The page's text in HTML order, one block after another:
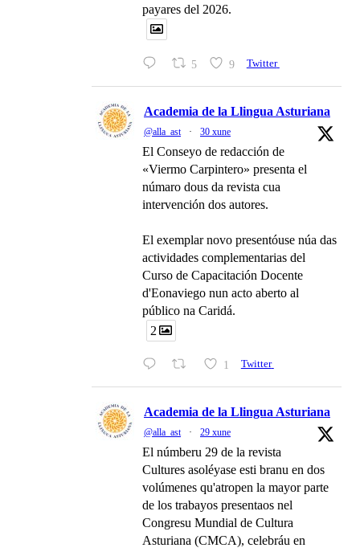
payares del 2026.
5 9 Twitter
Academia de la Llingua Asturiana
@alla_ast · 30 xune
El Conseyo de redacción de
«Viermo Carpintero» presenta el
númaro dous da revista cua
intervención dos autores.
El exemplar novo presentóuse núa das
actividades complementarias del
Curso de Capacitación Docente
d'Eonaviego nun acto aberto al
público na Caridá.
2
1 Twitter
Academia de la Llingua Asturiana
@alla_ast · 29 xune
El númberu 29 de la revista
Cultures asoléyase esti branu en dos
volúmenes qu'atropen la mayor parte
de los trabayos presentaos nel
Congresu Mundial de Cultura
Asturiana (CMCA), celebráu en